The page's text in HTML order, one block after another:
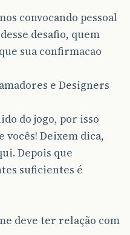
convocando pessoal
desafio, quem
sua confirmacao
e Designers
do jogo, por isso
vocês! Deixem dica,
Depois que
suficientes é
deve ter relação com